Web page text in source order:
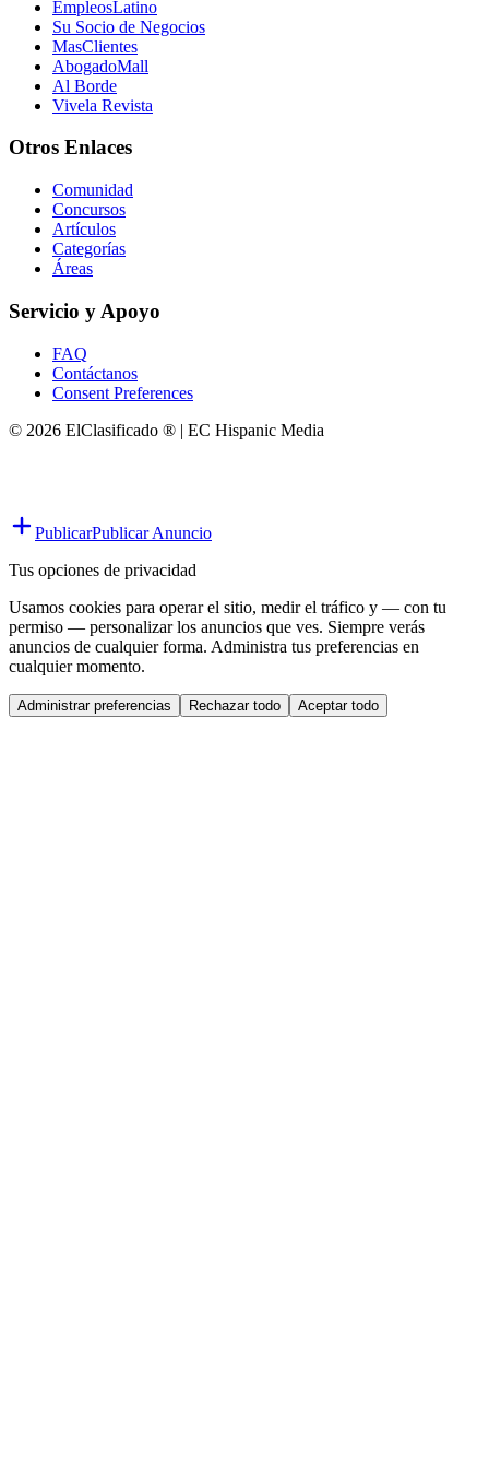
EmpleosLatino
Su Socio de Negocios
MasClientes
AbogadoMall
Al Borde
Vivela Revista
Otros Enlaces
Comunidad
Concursos
Artículos
Categorías
Áreas
Servicio y Apoyo
FAQ
Contáctanos
Consent Preferences
© 2026 ElClasificado ® | EC Hispanic Media
PublicarPublicar Anuncio
Tus opciones de privacidad
Usamos cookies para operar el sitio, medir el tráfico y — con tu
permiso — personalizar los anuncios que ves. Siempre verás
anuncios de cualquier forma. Administra tus preferencias en
cualquier momento.
Administrar preferencias Rechazar todo Aceptar todo